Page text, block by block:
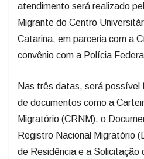
atendimento será realizado
Migrante do Centro
Catarina, em parceria com a
convênio com a Polícia
Nas três datas, será possível
de documentos como a
Migratório (CRNM), o
Registro Nacional Migratório
de Residência e a Solicitação